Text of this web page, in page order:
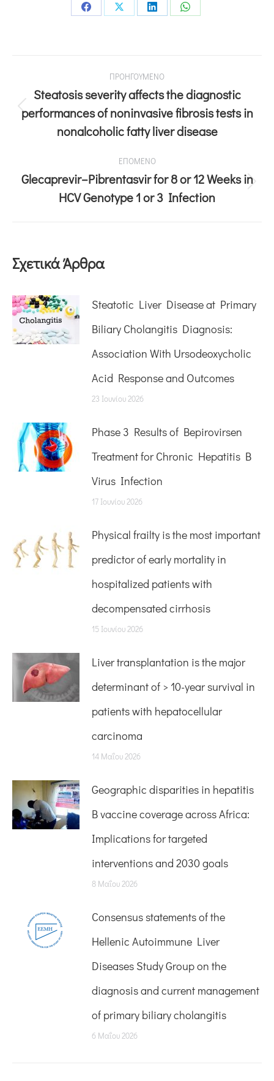
ΠΡΟΗΓΟΥΜΕΝΟ
Steatosis severity affects the diagnostic
performances of noninvasive fibrosis tests in
nonalcoholic fatty liver disease
ΕΠΟΜΕΝΟ
Glecaprevir–Pibrentasvir for 8 or 12 Weeks in
HCV Genotype 1 or 3 Infection
Σχετικά Άρθρα
Steatotic Liver Disease at Primary
Biliary Cholangitis Diagnosis:
Association With Ursodeoxycholic
Acid Response and Outcomes
23 Ιουνίου 2026
Phase 3 Results of Bepirovirsen
Treatment for Chronic Hepatitis B
Virus Infection
17 Ιουνίου 2026
Physical frailty is the most important
predictor of early mortality in
hospitalized patients with
decompensated cirrhosis
15 Ιουνίου 2026
Liver transplantation is the major
determinant of > 10-year survival in
patients with hepatocellular
carcinoma
14 Μαΐου 2026
Geographic disparities in hepatitis
B vaccine coverage across Africa:
Implications for targeted
interventions and 2030 goals
8 Μαΐου 2026
Consensus statements of the
Hellenic Autoimmune Liver
Diseases Study Group on the
diagnosis and current management
of primary biliary cholangitis
6 Μαΐου 2026